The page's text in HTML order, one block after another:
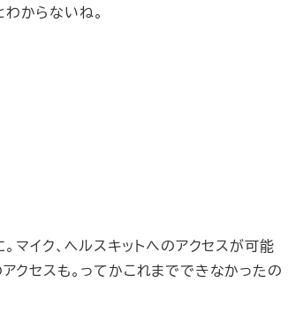
わからないね。
イク、ヘルスキットへのアクセスが可能
クセスも。ってかこれまでできなかったの